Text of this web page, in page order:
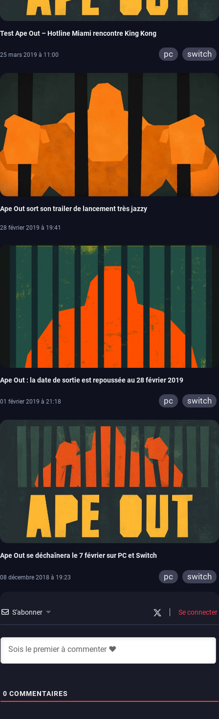
Test Ape Out – Hotline Miami rencontre King Kong
25 mars 2019 à 11:00 pc switch
Ape Out sort son trailer de lancement très jazzy
28 février 2019 à 19:41
Ape Out : la date de sortie est repoussée au 28 février 2019
01 février 2019 à 21:18 pc switch
Ape Out se déchaînera le 7 février sur PC et Switch
08 décembre 2018 à 19:23 pc switch
S'abonner Se connecter
0 COMMENTAIRES